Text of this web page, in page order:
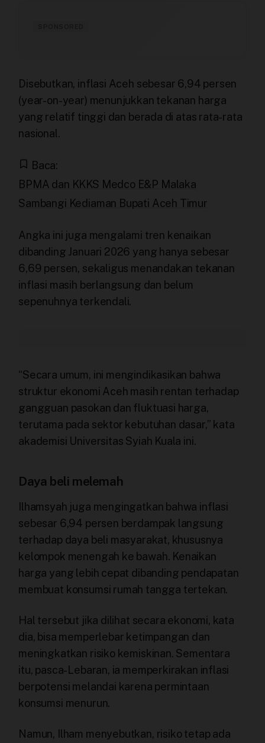
Disebutkan, inflasi Aceh sebesar 6,94 persen
(year-on-year) menunjukkan tekanan harga
yang relatif tinggi dan berada di atas rata-rata
nasional.
Baca:
BPMA dan KKKS Medco E&P Malaka
Sambangi Kediaman Bupati Aceh Timur
Angka ini juga mengalami tren kenaikan
dibanding Januari 2026 yang hanya sebesar
6,69 persen, sekaligus menandakan tekanan
inflasi masih berlangsung dan belum
sepenuhnya terkendali.
“Secara umum, ini mengindikasikan bahwa
struktur ekonomi Aceh masih rentan terhadap
gangguan pasokan dan fluktuasi harga,
terutama pada sektor kebutuhan dasar,” kata
akademisi Universitas Syiah Kuala ini.
Daya beli melemah
Ilhamsyah juga mengingatkan bahwa inflasi
sebesar 6,94 persen berdampak langsung
terhadap daya beli masyarakat, khususnya
kelompok menengah ke bawah. Kenaikan
harga yang lebih cepat dibanding pendapatan
membuat konsumsi rumah tangga tertekan.
Hal tersebut jika dilihat secara ekonomi, kata
dia, bisa memperlebar ketimpangan dan
meningkatkan risiko kemiskinan. Sementara
itu, pasca-Lebaran, ia memperkirakan inflasi
berpotensi melandai karena permintaan
konsumsi menurun.
Namun, Ilham menyebutkan, risiko tetap ada